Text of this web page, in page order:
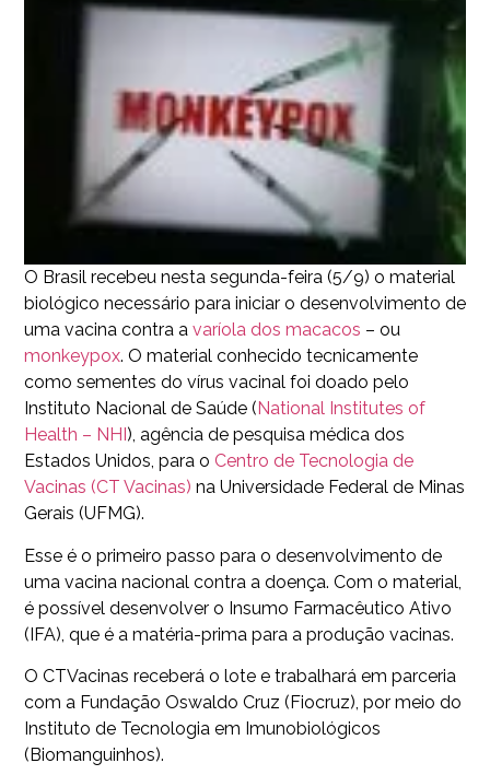
O Brasil recebeu nesta segunda-feira (5/9) o material
biológico necessário para iniciar o desenvolvimento de
uma vacina contra a varíola dos macacos – ou
monkeypox. O material conhecido tecnicamente
como sementes do vírus vacinal foi doado pelo
Instituto Nacional de Saúde ( National Institutes of
Health – NHI ), agência de pesquisa médica dos
Estados Unidos, para o Centro de Tecnologia de
Vacinas (CT Vacinas) na Universidade Federal de Minas
Gerais (UFMG).
Esse é o primeiro passo para o desenvolvimento de
uma vacina nacional contra a doença. Com o material,
é possível desenvolver o Insumo Farmacêutico Ativo
(IFA), que é a matéria-prima para a produção vacinas.
O CTVacinas receberá o lote e trabalhará em parceria
com a Fundação Oswaldo Cruz (Fiocruz), por meio do
Instituto de Tecnologia em Imunobiológicos
(Biomanguinhos).